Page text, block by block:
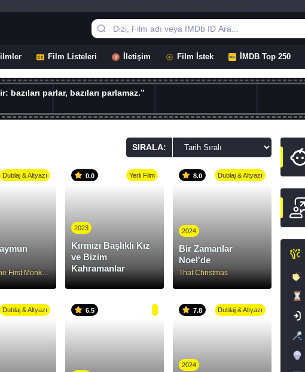
Film Listeleri İletişim Film İstek İMDB Top 250
bazıları parlar, bazıları parlamaz.”
SIRALA:
Dublaj & Altyazı
Shimmy: The First Monkey King
0.0 Yerli Film
2023
Kırmızı Başlıklı Kız
ve Bizim
Kahramanlar
8.0 Dublaj & Altyazı
2024
Bir Zamanlar
Noel'de
That Christmas
Dublaj & Altyazı 6.5 7.8 Dublaj & Altyazı
2024